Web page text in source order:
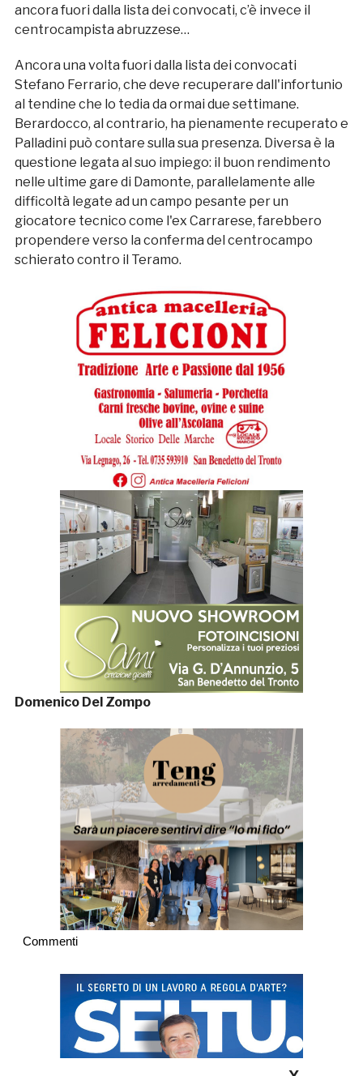
ancora fuori dalla lista dei convocati, c’è invece il
centrocampista abruzzese…
Ancora una volta fuori dalla lista dei convocati
Stefano Ferrario, che deve recuperare dall'infortunio
al tendine che lo tedia da ormai due settimane.
Berardocco, al contrario, ha pienamente recuperato e
Palladini può contare sulla sua presenza. Diversa è la
questione legata al suo impiego: il buon rendimento
nelle ultime gare di Damonte, parallelamente alle
difficoltà legate ad un campo pesante per un
giocatore tecnico come l'ex Carrarese, farebbero
propendere verso la conferma del centrocampo
schierato contro il Teramo.
Domenico Del Zompo
Commenti